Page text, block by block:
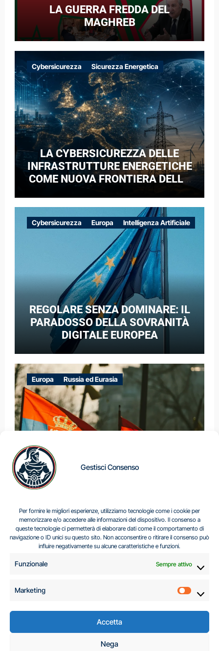
Gestisci Consenso
Per fornire le migliori esperienze, utilizziamo tecnologie come i cookie per
memorizzare e/o accedere alle informazioni del dispositivo. Il consenso a
queste tecnologie ci permetterà di elaborare dati come il comportamento di
navigazione o ID unici su questo sito. Non acconsentire o ritirare il consenso può
influire negativamente su alcune caratteristiche e funzioni.
Funzionale Sempre attivo
Marketing
Accetta
Nega
LA GUERRA FREDDA DEL
MAGHREB
Cybersicurezza Sicurezza Energetica
LA CYBERSICUREZZA DELLE
INFRASTRUTTURE ENERGETICHE
COME NUOVA FRONTIERA DELLA
CASO DELLE RETI ELETTRICHE
EUROPEE NEL CONTESTO DELLA
GUERRA IBRIDA
Cybersicurezza Europa Intelligenza Artificiale
REGOLARE SENZA DOMINARE: IL
PARADOSSO DELLA SOVRANITÀ
DIGITALE EUROPEA
Europa Russia ed Eurasia
Centro Analisi e Studi Italus © Tutti i diritti riservati
C.A.S.I. – Centro